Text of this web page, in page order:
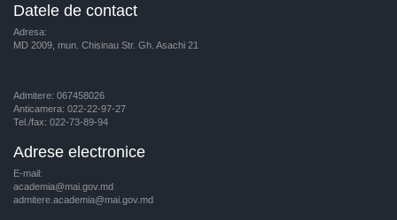
Datele de contact
Adresa:
MD 2009, mun. Chisinau Str. Gh. Asachi 21
Admitere: 067458026
Anticamera: 022-22-97-27
Tel./fax: 022-73-89-94
Adrese electronice
E-mail:
academia@mai.gov.md
admitere.academia@mai.gov.md